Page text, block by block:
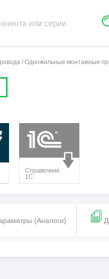
/ Одножильные монтажные
(Aналоги)